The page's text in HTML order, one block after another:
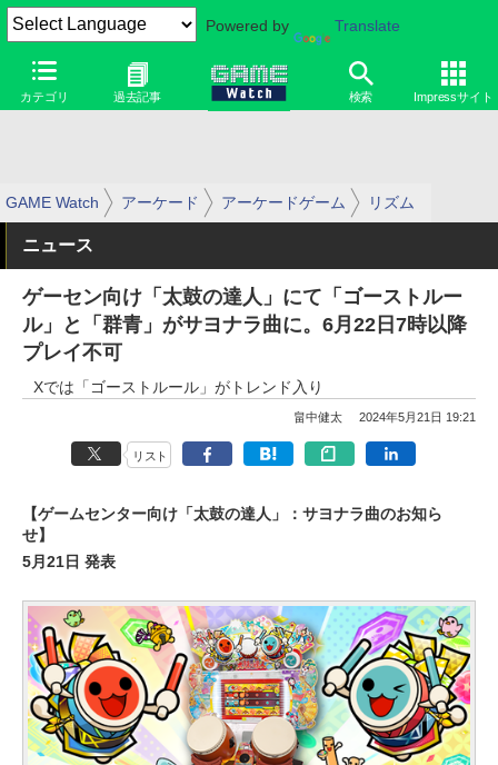
Powered by Translate
カテゴリ 過去記事 検索 Impressサイト
GAME Watch アーケード アーケードゲーム リズム
ニュース
ゲーセン向け「太鼓の達人」にて「ゴーストルー
ル」と「群青」がサヨナラ曲に。6月22日7時以降
プレイ不可
Xでは「ゴーストルール」がトレンド入り
畠中健太 2024年5月21日 19:21
リスト
【ゲームセンター向け「太鼓の達人」：サヨナラ曲のお知ら
せ】
5月21日 発表